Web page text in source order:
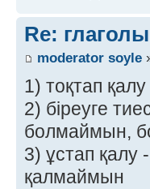
Re:
moderator soyle
1) тоқтап
2) біреуге
болмаймын,
3) ұстап қалу
қалмаймын